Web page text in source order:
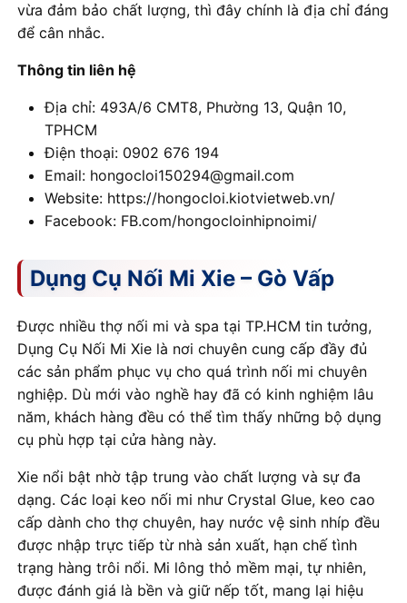
vừa đảm bảo chất lượng, thì đây chính là địa chỉ đáng
để cân nhắc.
Thông tin liên hệ
Địa chỉ: 493A/6 CMT8, Phường 13, Quận 10,
TPHCM
Điện thoại: 0902 676 194
Email: hongocloi150294@gmail.com
Website: https://hongocloi.kiotvietweb.vn/
Facebook: FB.com/hongocloinhipnoimi/
Dụng Cụ Nối Mi Xie – Gò Vấp
Được nhiều thợ nối mi và spa tại TP.HCM tin tưởng,
Dụng Cụ Nối Mi Xie là nơi chuyên cung cấp đầy đủ
các sản phẩm phục vụ cho quá trình nối mi chuyên
nghiệp. Dù mới vào nghề hay đã có kinh nghiệm lâu
năm, khách hàng đều có thể tìm thấy những bộ dụng
cụ phù hợp tại cửa hàng này.
Xie nổi bật nhờ tập trung vào chất lượng và sự đa
dạng. Các loại keo nối mi như Crystal Glue, keo cao
cấp dành cho thợ chuyên, hay nước vệ sinh nhíp đều
được nhập trực tiếp từ nhà sản xuất, hạn chế tình
trạng hàng trôi nổi. Mi lông thỏ mềm mại, tự nhiên,
được đánh giá là bền và giữ nếp tốt, mang lại hiệu